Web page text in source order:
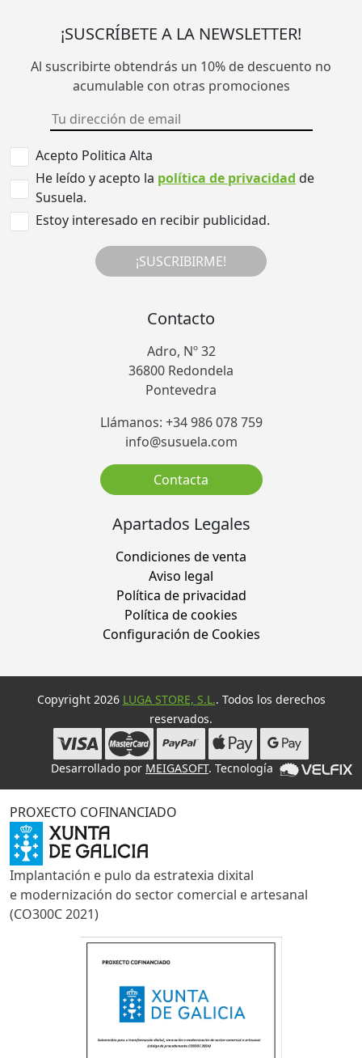
¡SUSCRÍBETE A LA NEWSLETTER!
Al suscribirte obtendrás un 10% de descuento no
acumulable con otras promociones
Acepto Politica Alta
He leído y acepto la política de privacidad de
Susuela.
Estoy interesado en recibir publicidad.
¡SUSCRIBIRME!
Contacto
Adro, Nº 32
36800 Redondela
Pontevedra
Llámanos: +34 986 078 759
info@susuela.com
Contacta
Apartados Legales
Condiciones de venta
Aviso legal
Política de privacidad
Política de cookies
Configuración de Cookies
Copyright 2026 LUGA STORE, S.L.. Todos los derechos
reservados.
Desarrollado por MEIGASOFT. Tecnología
PROXECTO COFINANCIADO
Implantación e pulo da estratexia dixital
e modernización do sector comercial e artesanal
(CO300C 2021)